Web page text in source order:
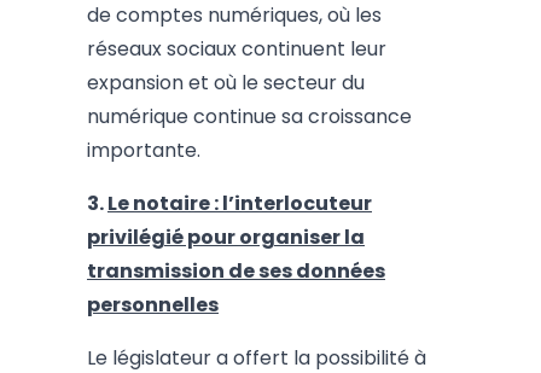
de comptes numériques, où les
réseaux sociaux continuent leur
expansion et où le secteur du
numérique continue sa croissance
importante.
3.Le notaire : l’interlocuteur
privilégié pour organiser la
transmission de ses données
personnelles
Le législateur a offert la possibilité à